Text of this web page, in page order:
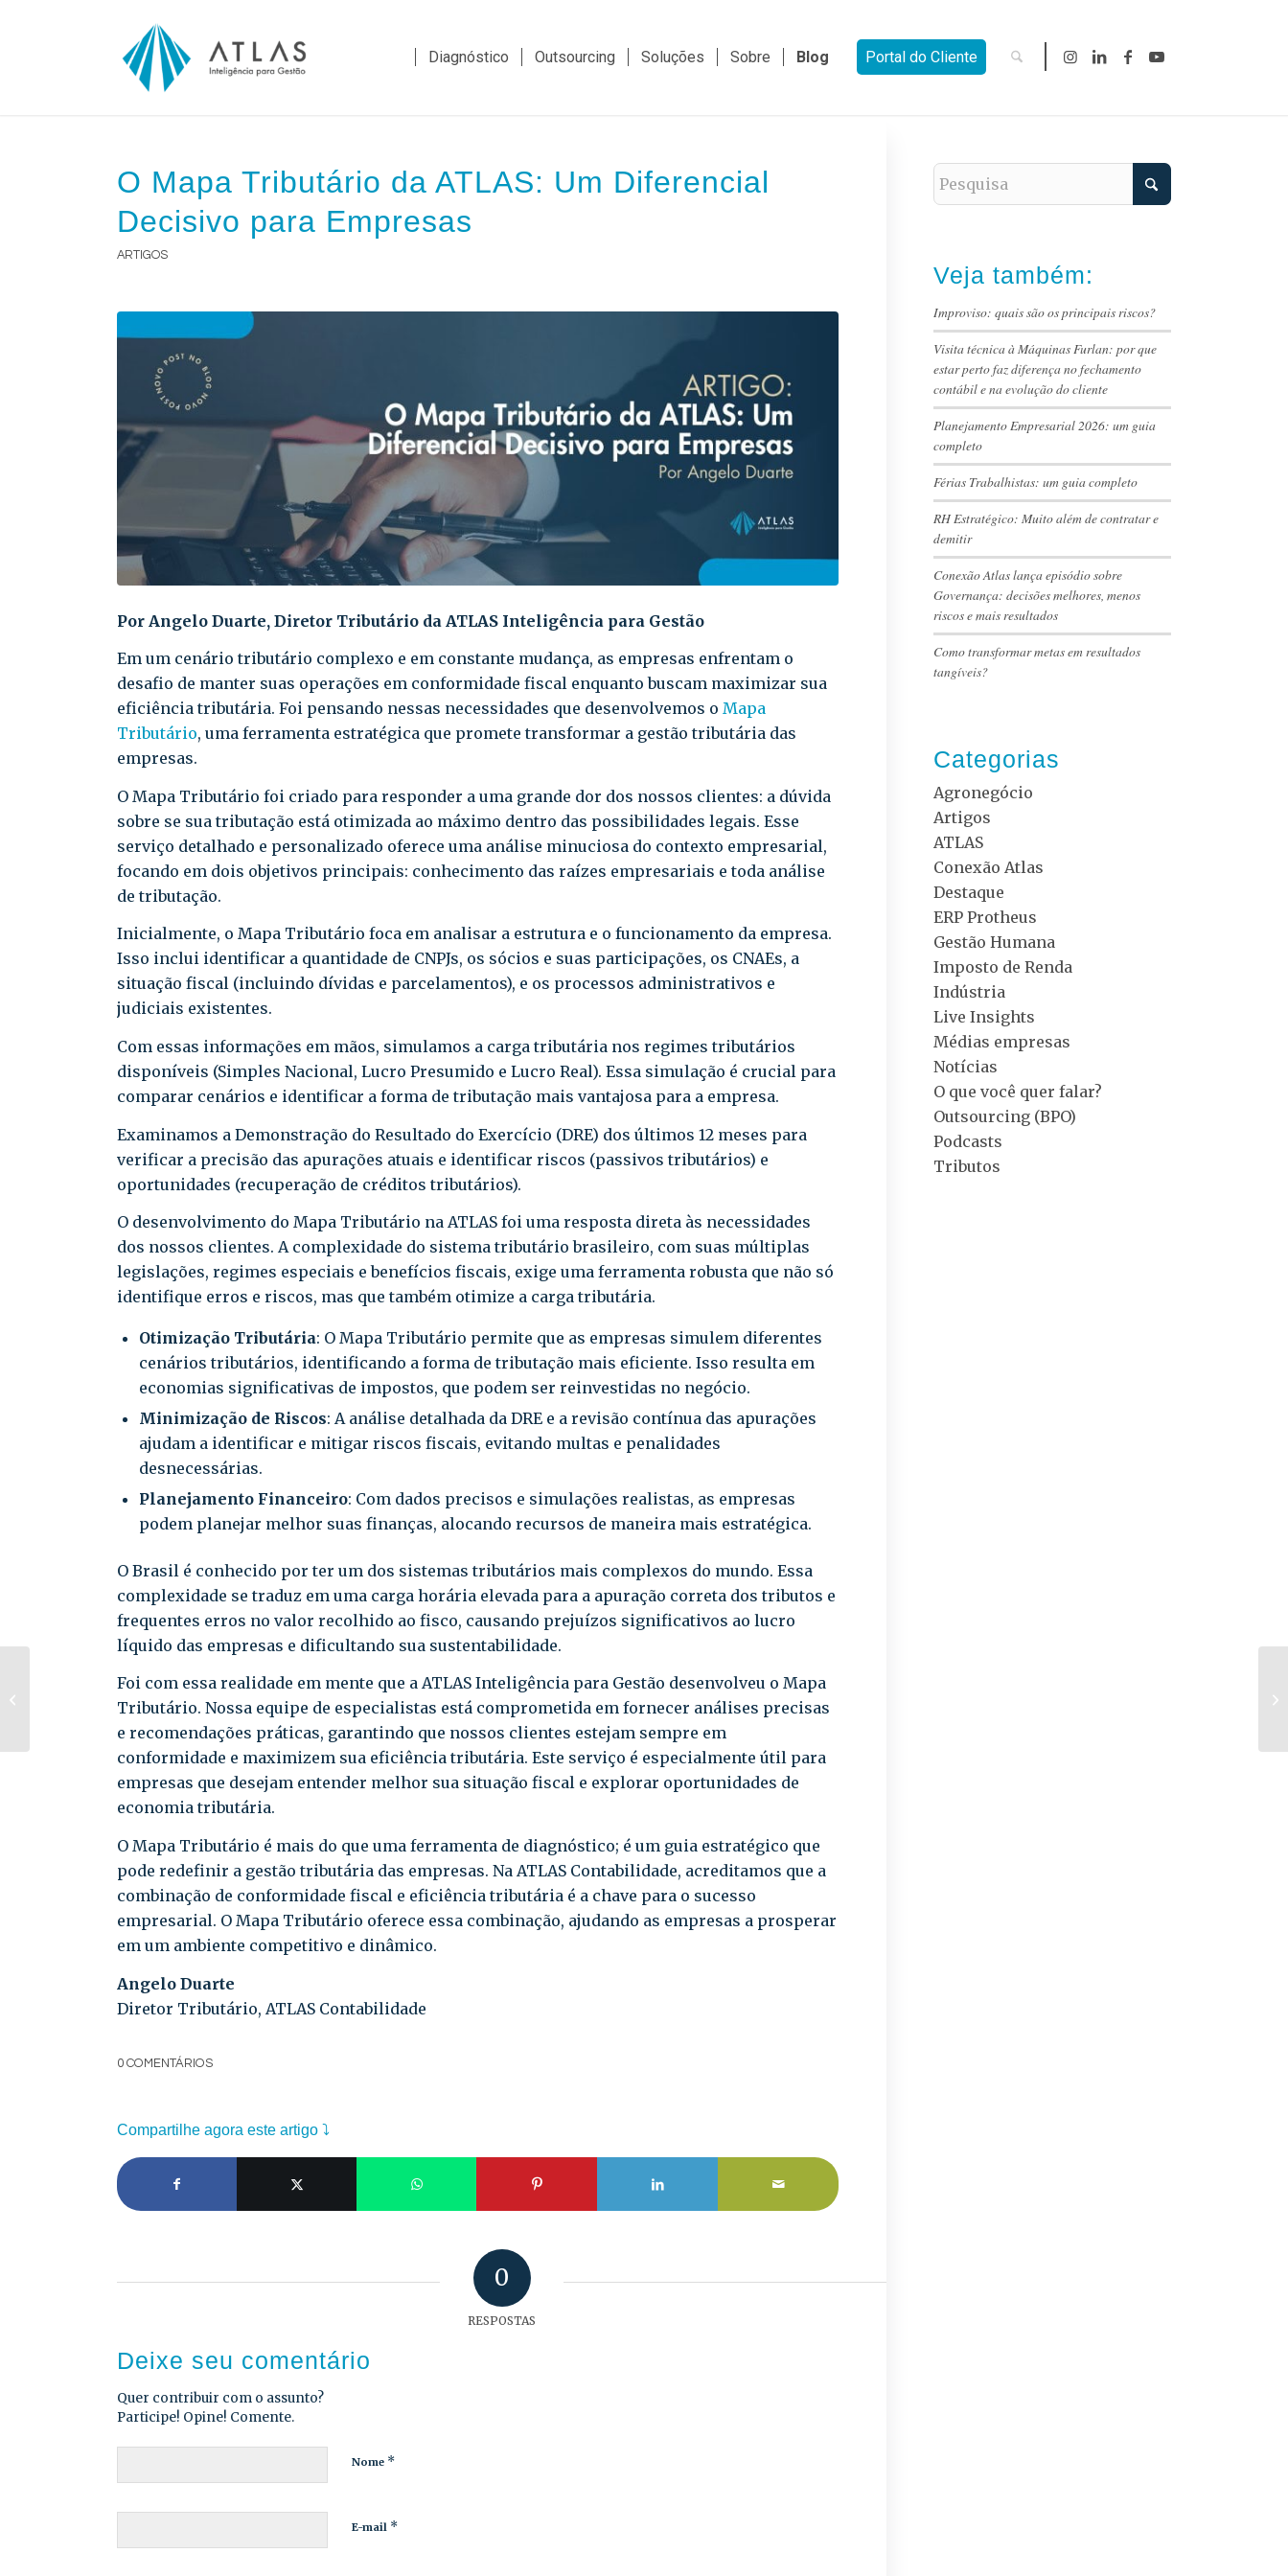
Diagnóstico Outsourcing Soluções Sobre Blog Portal do Cliente
O Mapa Tributário da ATLAS: Um Diferencial
Decisivo para Empresas
ARTIGOS
Por Angelo Duarte, Diretor Tributário da ATLAS Inteligência para Gestão
Em um cenário tributário complexo e em constante mudança, as empresas enfrentam o
desafio de manter suas operações em conformidade fiscal enquanto buscam maximizar sua
eficiência tributária. Foi pensando nessas necessidades que desenvolvemos o Mapa
Tributário, uma ferramenta estratégica que promete transformar a gestão tributária das
empresas.
O Mapa Tributário foi criado para responder a uma grande dor dos nossos clientes: a dúvida
sobre se sua tributação está otimizada ao máximo dentro das possibilidades legais. Esse
serviço detalhado e personalizado oferece uma análise minuciosa do contexto empresarial,
focando em dois objetivos principais: conhecimento das raízes empresariais e toda análise
de tributação.
Inicialmente, o Mapa Tributário foca em analisar a estrutura e o funcionamento da empresa.
Isso inclui identificar a quantidade de CNPJs, os sócios e suas participações, os CNAEs, a
situação fiscal (incluindo dívidas e parcelamentos), e os processos administrativos e
judiciais existentes.
Com essas informações em mãos, simulamos a carga tributária nos regimes tributários
disponíveis (Simples Nacional, Lucro Presumido e Lucro Real). Essa simulação é crucial para
comparar cenários e identificar a forma de tributação mais vantajosa para a empresa.
Examinamos a Demonstração do Resultado do Exercício (DRE) dos últimos 12 meses para
verificar a precisão das apurações atuais e identificar riscos (passivos tributários) e
oportunidades (recuperação de créditos tributários).
O desenvolvimento do Mapa Tributário na ATLAS foi uma resposta direta às necessidades
dos nossos clientes. A complexidade do sistema tributário brasileiro, com suas múltiplas
legislações, regimes especiais e benefícios fiscais, exige uma ferramenta robusta que não só
identifique erros e riscos, mas que também otimize a carga tributária.
Otimização Tributária: O Mapa Tributário permite que as empresas simulem diferentes
cenários tributários, identificando a forma de tributação mais eficiente. Isso resulta em
economias significativas de impostos, que podem ser reinvestidas no negócio.
Minimização de Riscos: A análise detalhada da DRE e a revisão contínua das apurações
ajudam a identificar e mitigar riscos fiscais, evitando multas e penalidades
desnecessárias.
Planejamento Financeiro: Com dados precisos e simulações realistas, as empresas
podem planejar melhor suas finanças, alocando recursos de maneira mais estratégica.
O Brasil é conhecido por ter um dos sistemas tributários mais complexos do mundo. Essa
complexidade se traduz em uma carga horária elevada para a apuração correta dos tributos e
frequentes erros no valor recolhido ao fisco, causando prejuízos significativos ao lucro
líquido das empresas e dificultando sua sustentabilidade.
Foi com essa realidade em mente que a ATLAS Inteligência para Gestão desenvolveu o Mapa
Tributário. Nossa equipe de especialistas está comprometida em fornecer análises precisas
e recomendações práticas, garantindo que nossos clientes estejam sempre em
conformidade e maximizem sua eficiência tributária. Este serviço é especialmente útil para
empresas que desejam entender melhor sua situação fiscal e explorar oportunidades de
economia tributária.
O Mapa Tributário é mais do que uma ferramenta de diagnóstico; é um guia estratégico que
pode redefinir a gestão tributária das empresas. Na ATLAS Contabilidade, acreditamos que a
combinação de conformidade fiscal e eficiência tributária é a chave para o sucesso
empresarial. O Mapa Tributário oferece essa combinação, ajudando as empresas a prosperar
em um ambiente competitivo e dinâmico.
Angelo Duarte
Diretor Tributário, ATLAS Contabilidade
0 COMENTÁRIOS
Compartilhe agora este artigo ⤵
0
RESPOSTAS
Deixe seu comentário
Quer contribuir com o assunto?
Participe! Opine! Comente.
Nome *
E-mail *
Veja também:
Improviso: quais são os principais riscos?
Visita técnica à Máquinas Furlan: por que
estar perto faz diferença no fechamento
contábil e na evolução do cliente
Planejamento Empresarial 2026: um guia
completo
Férias Trabalhistas: um guia completo
RH Estratégico: Muito além de contratar e
demitir
Conexão Atlas lança episódio sobre
Governança: decisões melhores, menos
riscos e mais resultados
Como transformar metas em resultados
tangíveis?
Categorias
Agronegócio
Artigos
ATLAS
Conexão Atlas
Destaque
ERP Protheus
Gestão Humana
Imposto de Renda
Indústria
Live Insights
Médias empresas
Notícias
O que você quer falar?
Outsourcing (BPO)
Podcasts
Tributos
Mapa Tributário da
ATLAS: um guia para
a otimização fiscal